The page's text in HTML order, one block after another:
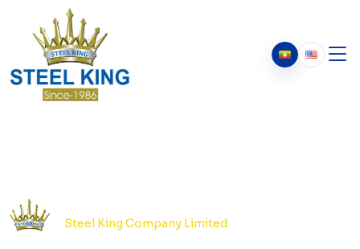
Steel King Company Limited
ကျွန်ုပ်တို့အကြောင်း
ကျွန်ုပ်တို့၏သမိုင်း